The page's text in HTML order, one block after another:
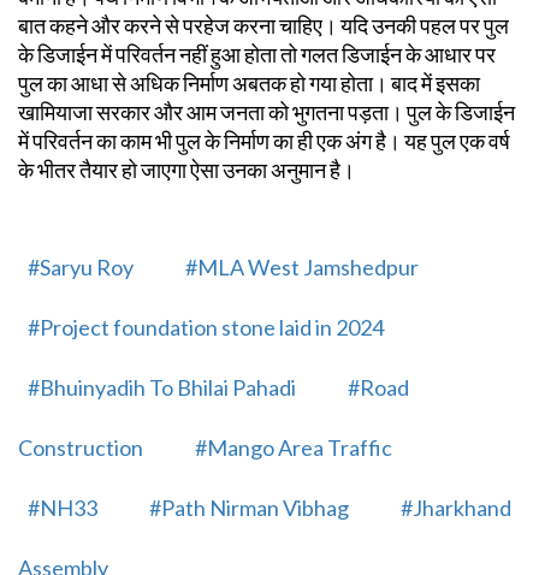
बात कहने और करने से परहेज करना चाहिए। यदि उनकी पहल पर पुल
के डिजाईन में परिवर्तन नहीं हुआ होता तो गलत डिजाईन के आधार पर
पुल का आधा से अधिक निर्माण अबतक हो गया होता। बाद में इसका
खामियाजा सरकार और आम जनता को भुगतना पड़ता। पुल के डिजाईन
में परिवर्तन का काम भी पुल के निर्माण का ही एक अंग है। यह पुल एक वर्ष
के भीतर तैयार हो जाएगा ऐसा उनका अनुमान है।
#Saryu Roy #MLA West Jamshedpur
#Project foundation stone laid in 2024
#Bhuinyadih To Bhilai Pahadi #Road
Construction #Mango Area Traffic
#NH33 #Path Nirman Vibhag #Jharkhand
Assembly